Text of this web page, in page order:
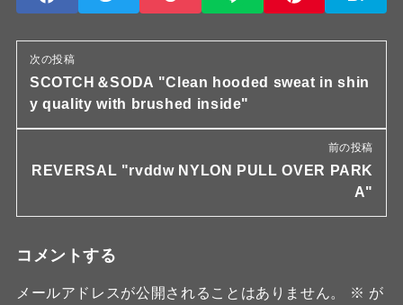
次の投稿
SCOTCH＆SODA "Clean hooded sweat in shin
y quality with brushed inside"
前の投稿
REVERSAL "rvddw NYLON PULL OVER PARK
A"
コメントする
メールアドレスが公開されることはありません。 ※ が